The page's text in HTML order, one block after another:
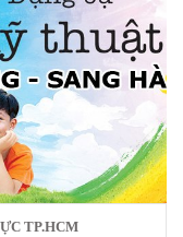
TP.HCM